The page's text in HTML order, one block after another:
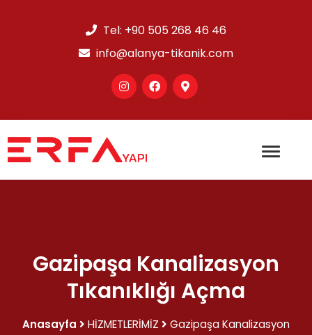
Tel: +90 505 268 46 46
info@alanya-tikanik.com
Gazipaşa Kanalizasyon
Tıkanıklığı Açma
Anasayfa HİZMETLERİMİZ
Gazipaşa Kanalizasyon